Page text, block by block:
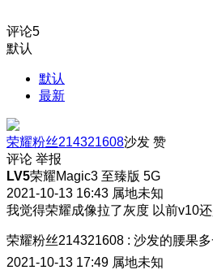
评论5
默认
默认
最新
荣耀粉丝214321608沙发 赞
评论 举报
LV5荣耀Magic3 至臻版 5G
2021-10-13 16:43 属地未知
我觉得荣耀成像拉了灰度 以前v10
荣耀粉丝214321608 : 沙发的腰果多
2021-10-13 17:49 属地未知